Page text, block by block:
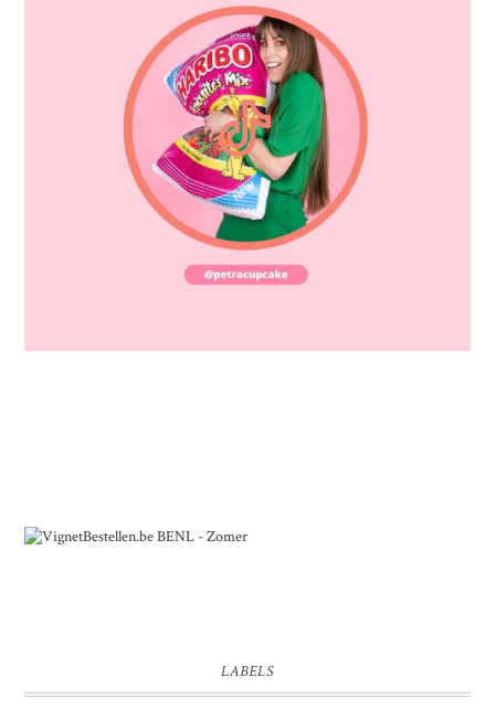
LABELS